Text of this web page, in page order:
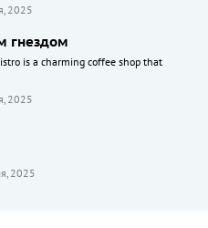
2025
гнездом
is a charming coffee shop that
2025
2025